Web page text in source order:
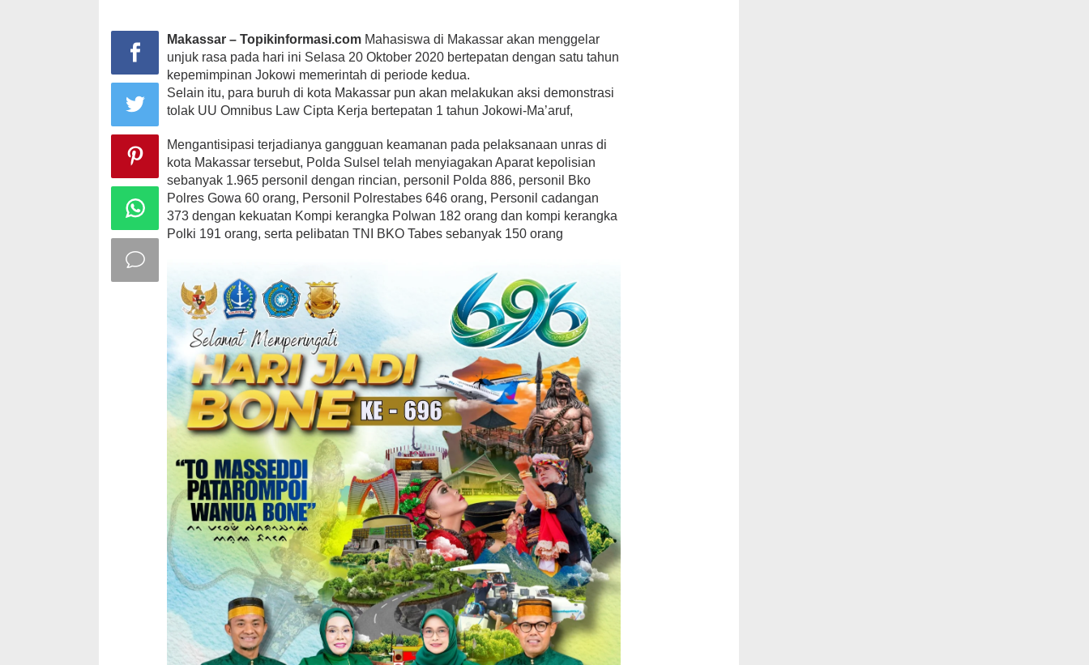
Makassar – Topikinformasi.com Mahasiswa di Makassar akan menggelar
unjuk rasa pada hari ini Selasa 20 Oktober 2020 bertepatan dengan satu tahun
kepemimpinan Jokowi memerintah di periode kedua.
Selain itu, para buruh di kota Makassar pun akan melakukan aksi demonstrasi
tolak UU Omnibus Law Cipta Kerja bertepatan 1 tahun Jokowi-Ma’aruf,
Mengantisipasi terjadianya gangguan keamanan pada pelaksanaan unras di
kota Makassar tersebut, Polda Sulsel telah menyiagakan Aparat kepolisian
sebanyak 1.965 personil dengan rincian, personil Polda 886, personil Bko
Polres Gowa 60 orang, Personil Polrestabes 646 orang, Personil cadangan
373 dengan kekuatan Kompi kerangka Polwan 182 orang dan kompi kerangka
Polki 191 orang, serta pelibatan TNI BKO Tabes sebanyak 150 orang